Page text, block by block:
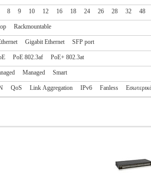
8 9 10 12 16 18 24 26 28 32 48
Rackmountable
Gigabit Ethernet SFP port
PoE 802.3af PoE+ 802.3at
Managed Smart
QoS Link Aggregation IPv6 Fanless